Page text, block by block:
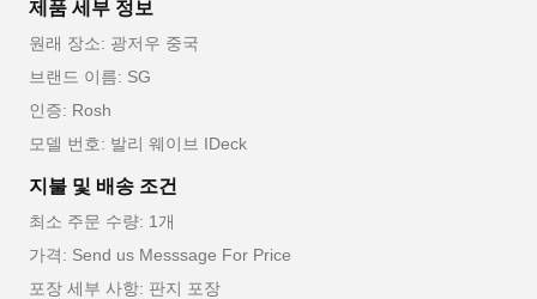
제품 세부 정보
원래 장소: 광저우 중국
브랜드 이름: SG
인증: Rosh
모델 번호: 발리 웨이브 IDeck
지불 및 배송 조건
최소 주문 수량: 1개
가격: Send us Messsage For Price
포장 세부 사항: 판지 포장